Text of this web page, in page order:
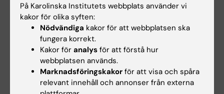
Dokument
På Karolinska Institutets webbplats använder vi
kakor för olika syften:
Nödvändiga kakor för att webbplatsen ska
fungera korrekt.
Kakor för analys för att förstå hur
webbplatsen används.
Marknadsföringskakor för att visa och spåra
relevant innehåll och annonser från externa